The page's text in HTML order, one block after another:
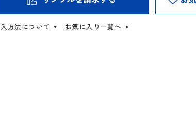
方法について お気に入り一覧へ